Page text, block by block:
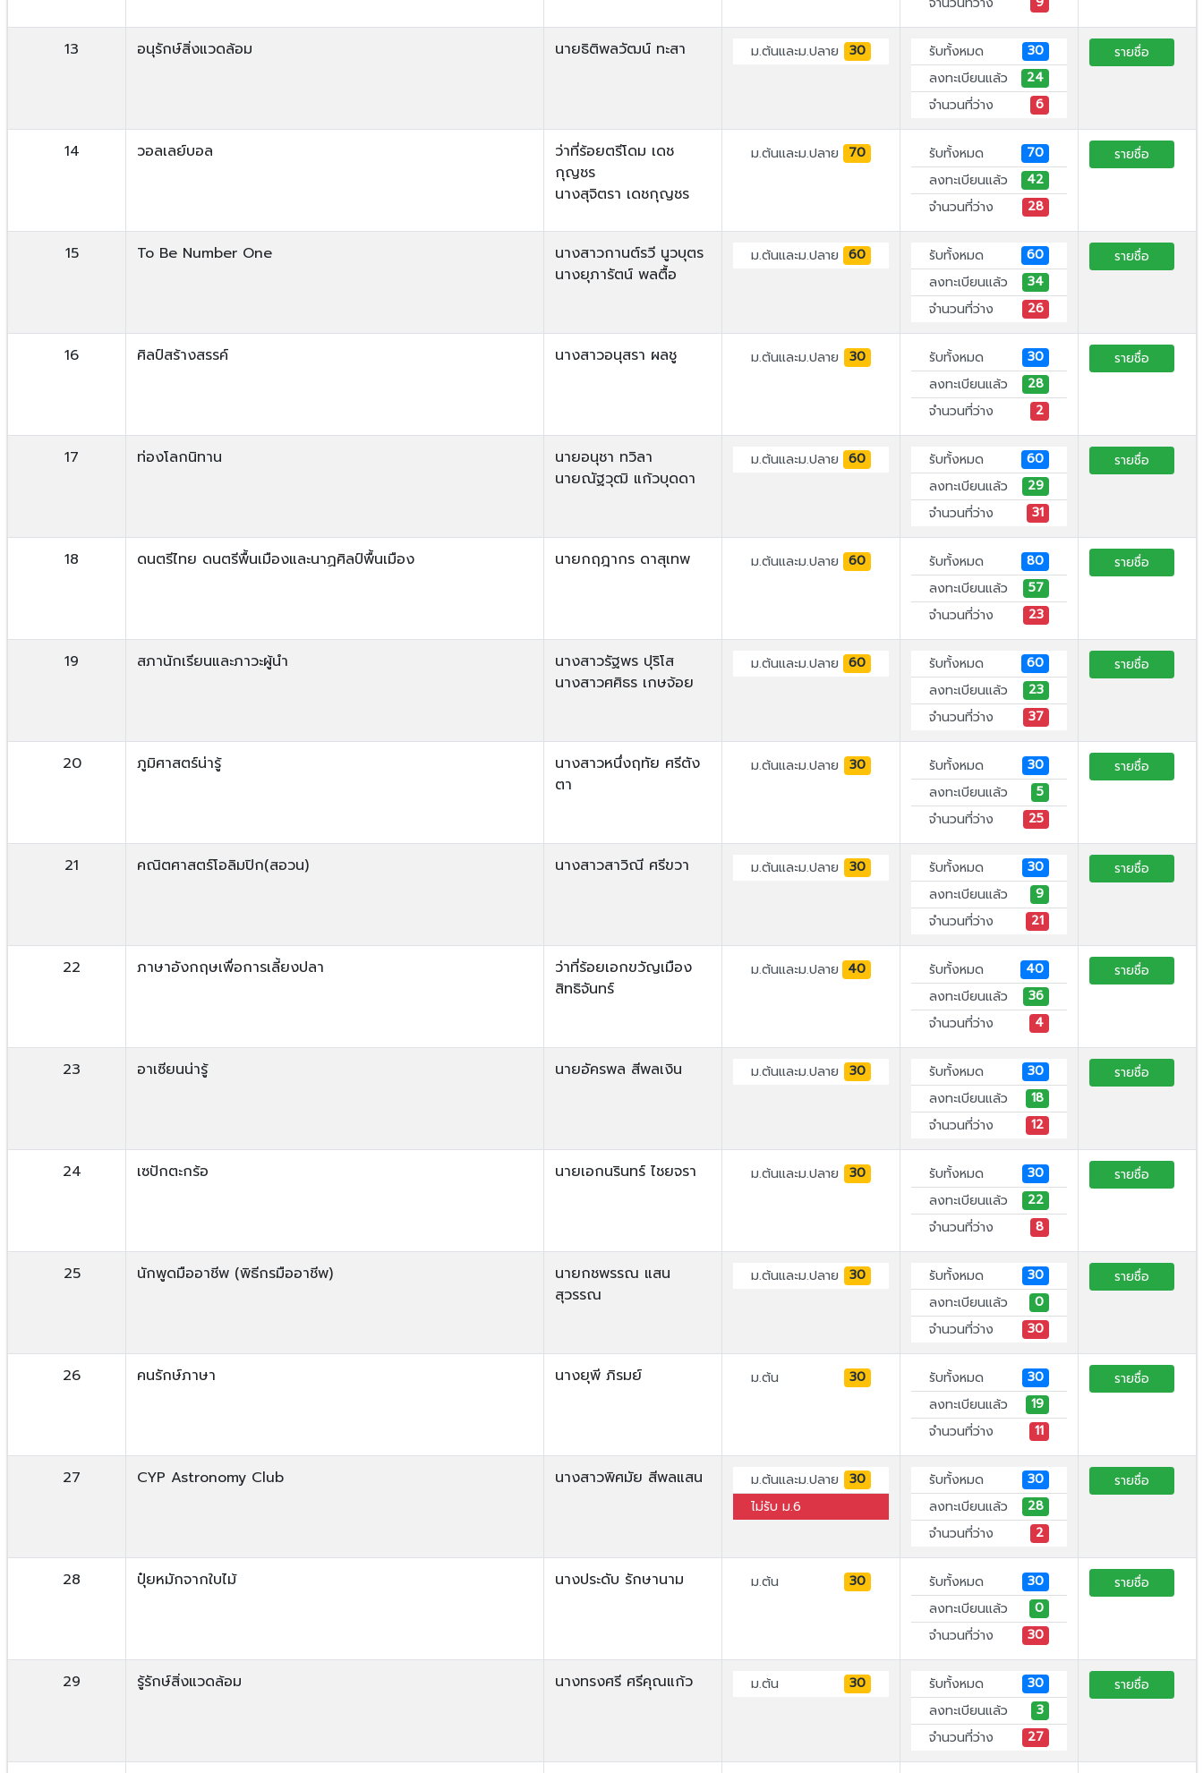
13 อนุรักษ์สิ่งแวดล้อม นายธิติพลวัฒน์ ทะสา ม.ต้นและม.ปลาย 30 รับทั้งหมด
30
ลงทะเบียนแล้ว
24
จำนวนที่ว่าง
6
รายชื่อ
14 วอลเลย์บอล
ว่าที่ร้อยตรีโดม เดช
กุญชร
นางสุจิตรา เดชกุญชร
ม.ต้นและม.ปลาย 70 รับทั้งหมด
70
ลงทะเบียนแล้ว
42
จำนวนที่ว่าง
28
รายชื่อ
15 To Be Number One
นางสาวกานต์รวี นูวบุตร
นางยุภารัตน์ พลตื้อ
ม.ต้นและม.ปลาย 60 รับทั้งหมด
60
ลงทะเบียนแล้ว
34
จำนวนที่ว่าง
26
รายชื่อ
16 ศิลป์สร้างสรรค์ นางสาวอนุสรา ผลชู ม.ต้นและม.ปลาย 30 รับทั้งหมด
30
ลงทะเบียนแล้ว
28
จำนวนที่ว่าง
2
รายชื่อ
17 ท่องโลกนิทาน
นายอนุชา ทวิลา
นายณัฐวุฒิ แก้วบุดดา
ม.ต้นและม.ปลาย 60 รับทั้งหมด
60
ลงทะเบียนแล้ว
29
จำนวนที่ว่าง
31
รายชื่อ
18 ดนตรีไทย ดนตรีพื้นเมืองและนาฏศิลป์พื้นเมือง นายกฤฎากร ดาสุเทพ ม.ต้นและม.ปลาย 60 รับทั้งหมด
80
ลงทะเบียนแล้ว
57
จำนวนที่ว่าง
23
รายชื่อ
19 สภานักเรียนและภาวะผู้นำ
นางสาวรัฐพร ปุริโส
นางสาวศศิธร เกษจ้อย
ม.ต้นและม.ปลาย 60 รับทั้งหมด
60
ลงทะเบียนแล้ว
23
จำนวนที่ว่าง
37
รายชื่อ
20 ภูมิศาสตร์น่ารู้
นางสาวหนึ่งฤทัย ศรีตัง
ตา
ม.ต้นและม.ปลาย 30 รับทั้งหมด
30
ลงทะเบียนแล้ว
5
จำนวนที่ว่าง
25
รายชื่อ
21 คณิตศาสตร์โอลิมปิก(สอวน) นางสาวสาวิณี ศรีขวา ม.ต้นและม.ปลาย 30 รับทั้งหมด
30
ลงทะเบียนแล้ว
9
จำนวนที่ว่าง
21
รายชื่อ
22 ภาษาอังกฤษเพื่อการเลี้ยงปลา
ว่าที่ร้อยเอกขวัญเมือง
สิทธิจันทร์
ม.ต้นและม.ปลาย 40 รับทั้งหมด
40
ลงทะเบียนแล้ว
36
จำนวนที่ว่าง
4
รายชื่อ
23 อาเซียนน่ารู้ นายอัครพล สีพลเงิน ม.ต้นและม.ปลาย 30 รับทั้งหมด
30
ลงทะเบียนแล้ว
18
จำนวนที่ว่าง
12
รายชื่อ
24 เซปักตะกร้อ นายเอกนรินทร์ ไชยจรา ม.ต้นและม.ปลาย 30 รับทั้งหมด
30
ลงทะเบียนแล้ว
22
จำนวนที่ว่าง
8
รายชื่อ
25 นักพูดมืออาชีพ (พิธีกรมืออาชีพ)​
นายกชพรรณ แสน
สุวรรณ
ม.ต้นและม.ปลาย 30 รับทั้งหมด
30
ลงทะเบียนแล้ว
0
จำนวนที่ว่าง
30
รายชื่อ
26 คนรักษ์ภาษา นางยุพี ภิรมย์ ม.ต้น 30 รับทั้งหมด
30
ลงทะเบียนแล้ว
19
จำนวนที่ว่าง
11
รายชื่อ
27 CYP Astronomy Club นางสาวพิศมัย สีพลแสน ม.ต้นและม.ปลาย
30
ไม่รับ ม.6
รับทั้งหมด
30
ลงทะเบียนแล้ว
28
จำนวนที่ว่าง
2
รายชื่อ
28 ปุ๋ยหมักจากใบไม้ นางประดับ รักษานาม ม.ต้น 30 รับทั้งหมด
30
ลงทะเบียนแล้ว
0
จำนวนที่ว่าง
30
รายชื่อ
29 รู้รักษ์สิ่งแวดล้อม นางทรงศรี ศรีคุณแก้ว ม.ต้น 30 รับทั้งหมด
30
ลงทะเบียนแล้ว
3
จำนวนที่ว่าง
27
รายชื่อ